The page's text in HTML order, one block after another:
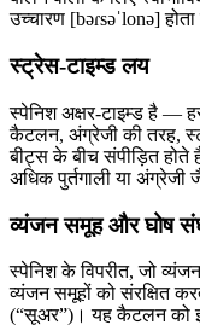
उच्चारण [bəɾsəˈlonə]
स्ट्रेस-टाइम्ड लय
स्पेनिश अक्षर-टाइम्ड है —
कैटलन, अंग्रेजी की तरह,
बीट्स के बीच संपीड़ित
अधिक पुर्तगाली या अंग्रेजी
व्यंजन समूह और घोष
स्पेनिश के विपरीत, जो
व्यंजन समूहों को संरक्षित
(“सूअर”)। यह कैटलन को